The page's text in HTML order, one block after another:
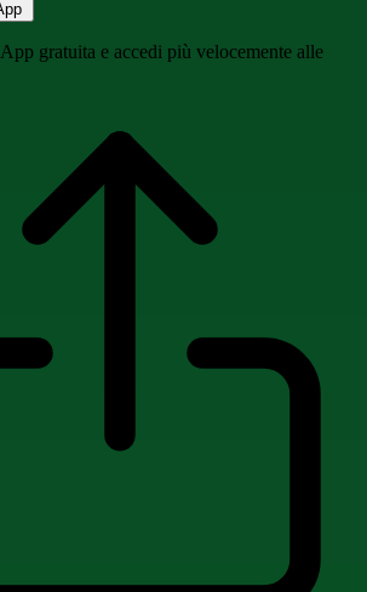
gratuita e accedi più velocemente alle